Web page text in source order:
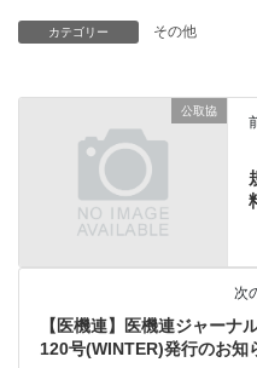
カテゴリー その他
公取協
次
【医機連】医機連ジャーナ
120号(WINTER)発行のお知